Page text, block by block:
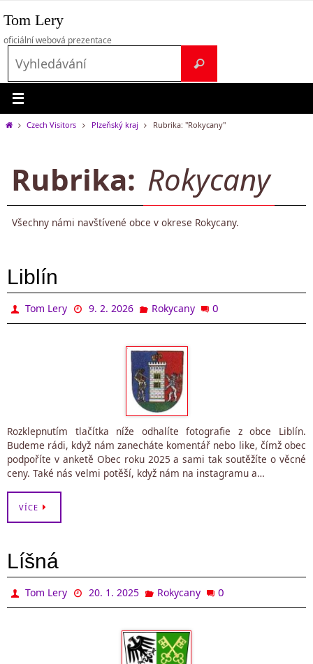
na
obsah
Tom Lery
oficiální webová prezentace
Vyhledávání
HomeCzech Visitors Plzeňský kraj Rubrika: "Rokycany"
Rubrika: Rokycany
Všechny námi navštívené obce v okrese Rokycany.
Liblín
Tom Lery 9. 2. 2026 Rokycany 0
Rozklepnutím tlačítka níže odhalíte fotografie z obce Liblín.
Budeme rádi, když nám zanecháte komentář nebo like, čímž obec
podpoříte v anketě Obec roku 2025 a sami tak soutěžíte o věcné
ceny. Také nás velmi potěší, když nám na instagramu a…
VÍCE
Líšná
Tom Lery 20. 1. 2025 Rokycany 0